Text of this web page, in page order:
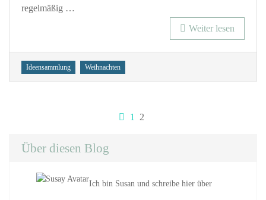
regelmäßig …
Weiter lesen
Tags
Ideensammlung Weihnachten
Seite
1 Seite
2
Über diesen Blog
Ich bin Susan und schreibe hier über